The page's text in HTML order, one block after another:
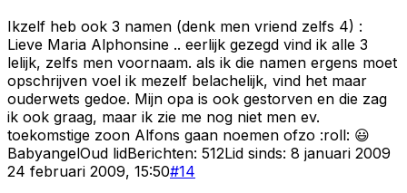
Ikzelf heb ook 3 namen (denk men vriend zelfs 4) :
Lieve Maria Alphonsine .. eerlijk gezegd vind ik alle 3
lelijk, zelfs men voornaam. als ik die namen ergens moet
opschrijven voel ik mezelf belachelijk, vind het maar
ouderwets gedoe. Mijn opa is ook gestorven en die zag
ik ook graag, maar ik zie me nog niet men ev.
toekomstige zoon Alfons gaan noemen ofzo :roll: 😃
BabyangelOud lidBerichten: 512Lid sinds: 8 januari 2009
24 februari 2009, 15:50#14